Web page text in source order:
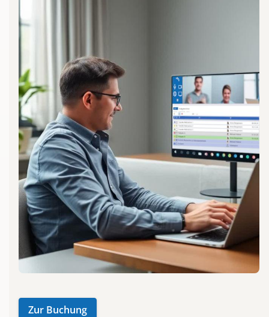
Zur Buchung